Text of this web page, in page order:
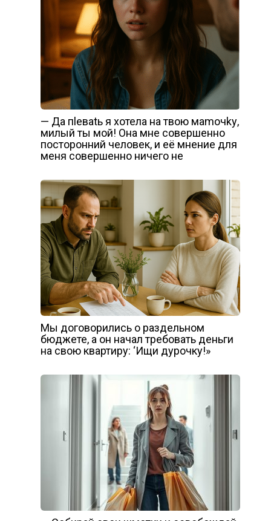
— Да пlеваtь я хотела на твою маmочkу,
милый ты мой! Она мне совершенно
посторонний человек, и её мнение для
меня совершенно ничего не
Мы договорились о раздельном
бюджете, а он начал требовать деньги
на свою квартиру: ‘Ищи дурочку!»